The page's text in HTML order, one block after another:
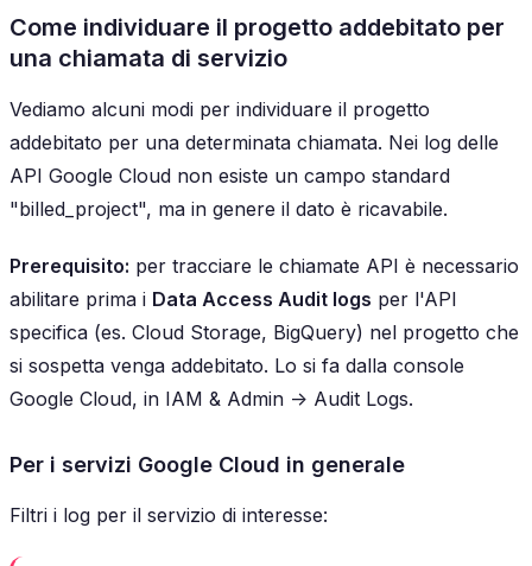
Come individuare il progetto addebitato per
una chiamata di servizio
Vediamo alcuni modi per individuare il progetto
addebitato per una determinata chiamata. Nei log delle
API Google Cloud non esiste un campo standard
"billed_project", ma in genere il dato è ricavabile.
Prerequisito: per tracciare le chiamate API è necessario
abilitare prima i Data Access Audit logs per l'API
specifica (es. Cloud Storage, BigQuery) nel progetto che
si sospetta venga addebitato. Lo si fa dalla console
Google Cloud, in IAM & Admin -> Audit Logs.
Per i servizi Google Cloud in generale
Filtri i log per il servizio di interesse: